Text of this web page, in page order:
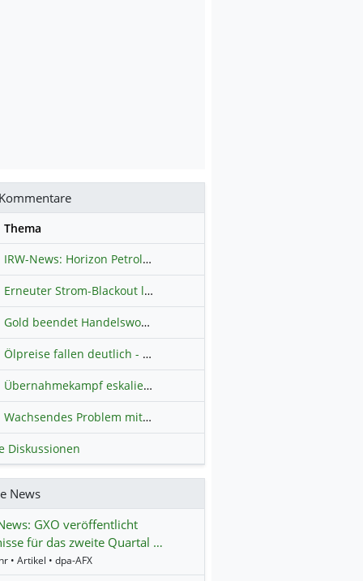
Thema
IRW-News: Horizon Petroleum Ltd. : Horizon Petroleum beginnt mit der Testförderung im Projekt Lachowice in Polen und schließt die Platzierung einer überzeichneten Wandelanleihe ab
Erneuter Strom-Blackout legt ganz Kuba lahm
Gold beendet Handelswoche mit Knall: Barrick Mining – Ist diese Aktie wieder ein Kauf?
Ölpreise fallen deutlich - Fortschritte zwischen USA und Iran belasten
Übernahmekampf eskaliert: Wird die Commerzbank italienisch?
Wachsendes Problem mit kriminellen Kunden im Online-Handel
Diskussionen
News
GXO veröffentlicht
für das zweite Quartal …
• Artikel • dpa-AFX